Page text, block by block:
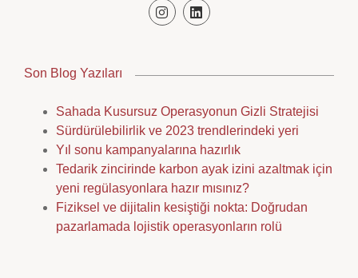
Son Blog Yazıları
Sahada Kusursuz Operasyonun Gizli Stratejisi
Sürdürülebilirlik ve 2023 trendlerindeki yeri
Yıl sonu kampanyalarına hazırlık
Tedarik zincirinde karbon ayak izini azaltmak için
yeni regülasyonlara hazır mısınız?
Fiziksel ve dijitalin kesiştiği nokta: Doğrudan
pazarlamada lojistik operasyonların rolü